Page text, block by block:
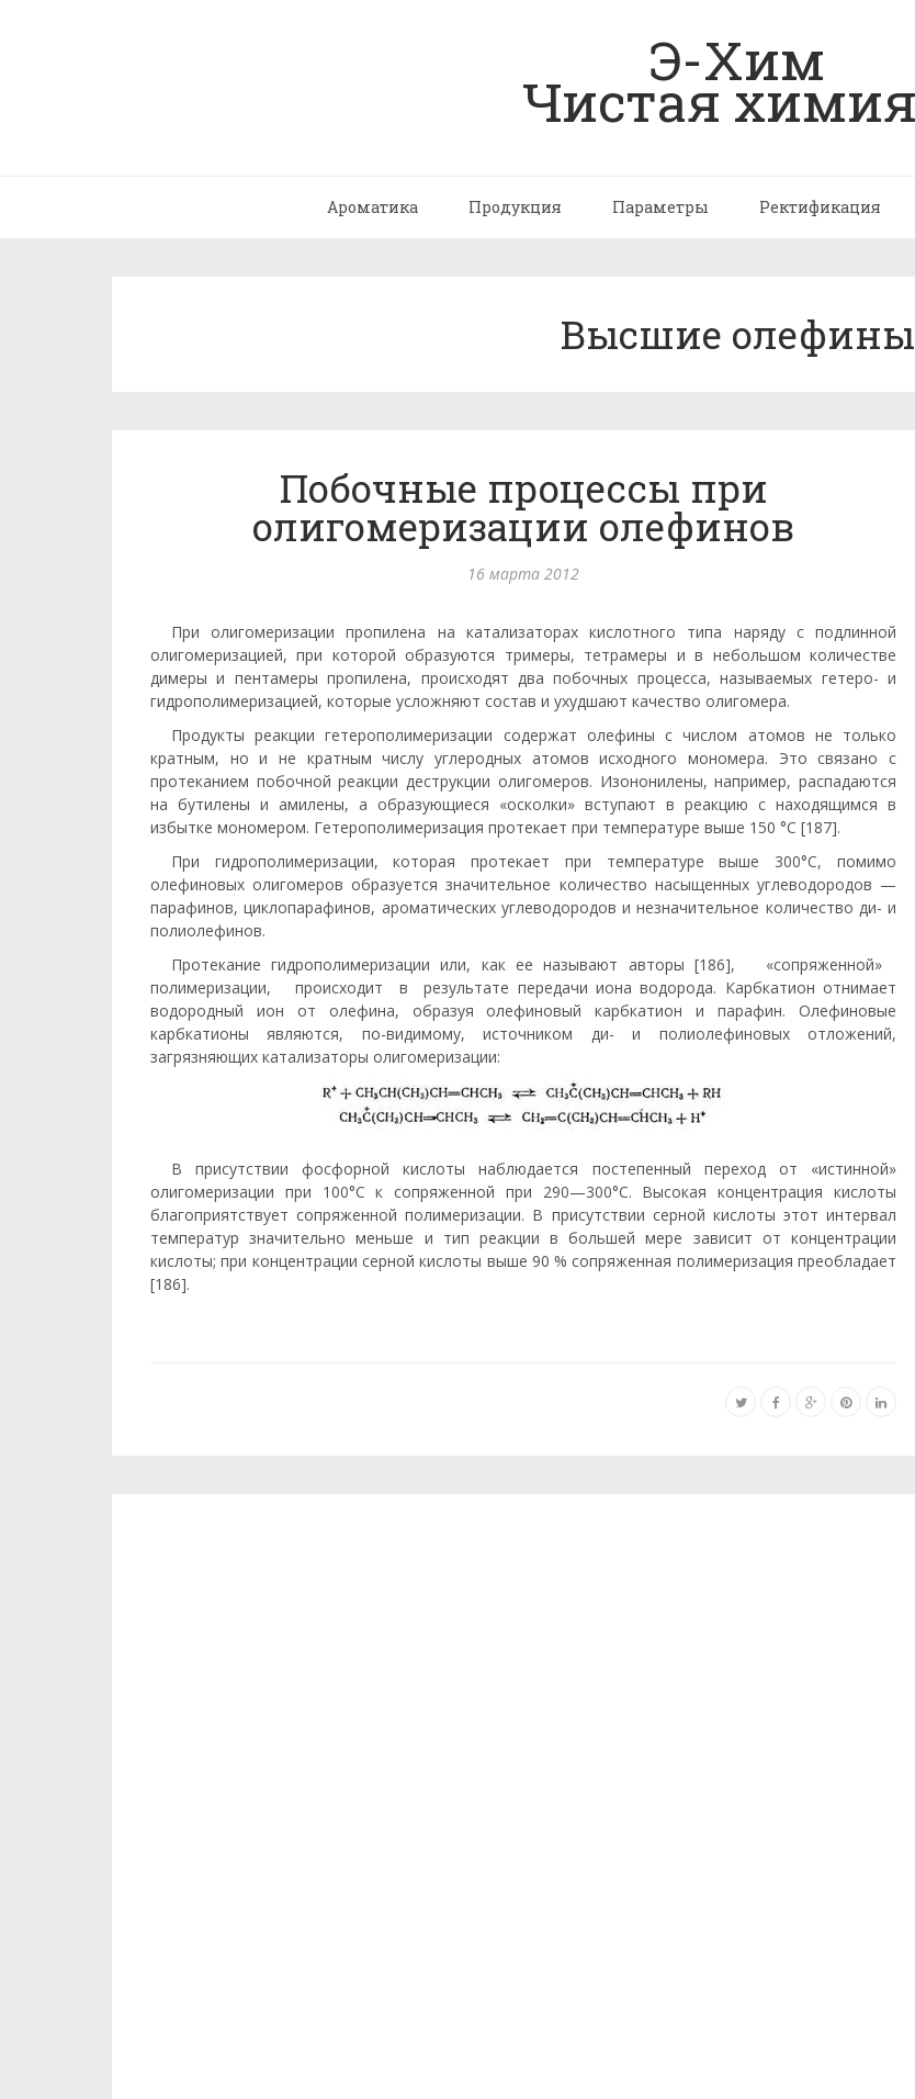
Э-Хим
Чистая
Ароматика Продукция Параметры Ректификация
Высшие олефины
Побочные процессы при
олигомеризации олефинов
16 марта 2012
При олигомеризации пропилена на катализаторах кислотного типа наряду с подлинной
олигомеризацией, при которой образу­ются тримеры, тетрамеры и в небольшом количестве
димеры и пентамеры пропилена, происходят два побочных процесса, назы­ваемых гетеро- и
гидрополимеризацией, которые усложняют со­став и ухудшают качество олигомера.
Продукты реакции гетерополимеризации содержат олефины с числом атомов не только
кратным, но и не кратным числу угле­родных атомов исходного мономера. Это связано с
протеканием побочной реакции деструкции олигомеров. Изононилены, напри­мер, распадаются
на бутилены и амилены, а образующиеся «оскол­ки» вступают в реакцию с находящимся в
избытке мономером. Гетерополимеризация протекает при температуре выше 150 °С [187].
При гидрополимеризации, которая протекает при температуре выше 300°С, помимо
олефиновых олигомеров образуется значи­тельное количество насыщенных углеводородов —
парафинов, циклопарафинов, ароматических углеводородов и незначительное ко­личество ди- и
полиолефинов.
Протекание гидрополимеризации или, как ее называют авторы [186], «сопряженной»
полимеризации, происходит в результате передачи иона водорода. Карбкатион отнимает
водородный ион от олефина, образуя олефиновый карбкатион и парафин. Олефиновые
карбкатионы являются, по-видимому, источником ди- и полиолефиновых отложений,
загрязняющих катализаторы олигоме­ризации:
В присутствии фосфорной кислоты наблюдается постепенный переход от «истинной»
олигомеризации при 100°С к сопряженной при 290—300°С. Высокая концентрация кислоты
благоприятствует сопряженной полимеризации. В присутствии серной кислоты этот интервал
температур значительно меньше и тип реакции в боль­шей мере зависит от концентрации
кислоты; при концентрации серной кислоты выше 90 % сопряженная полимеризация преобла­дает
[186].